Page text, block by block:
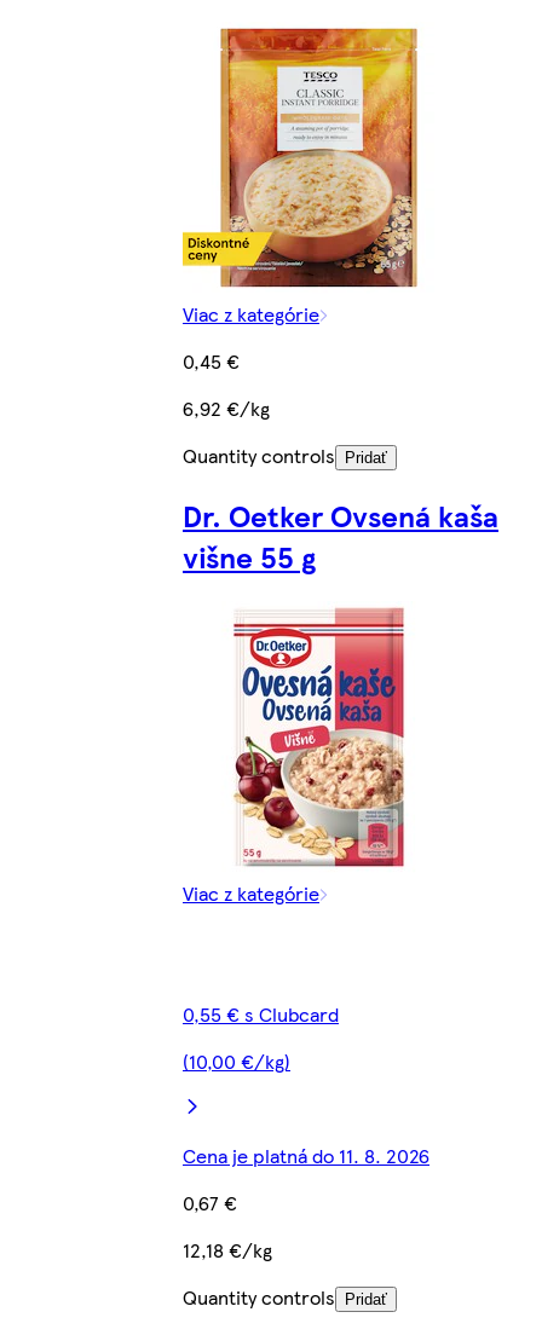
Viac z kategórie
0,45 €
6,92 €/kg
Quantity controls
Pridať
Dr. Oetker Ovsená kaša
višne 55 g
Viac z kategórie
0,55 € s Clubcard
(10,00 €/kg)
Cena je platná do 11. 8. 2026
0,67 €
12,18 €/kg
Quantity controls
Pridať